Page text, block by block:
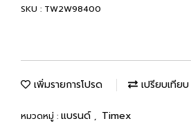
SKU : TW2W98400
เพิ่มรายการโปรด เปรียบเทียบ
หมวดหมู่ : แบรนด์ , Timex